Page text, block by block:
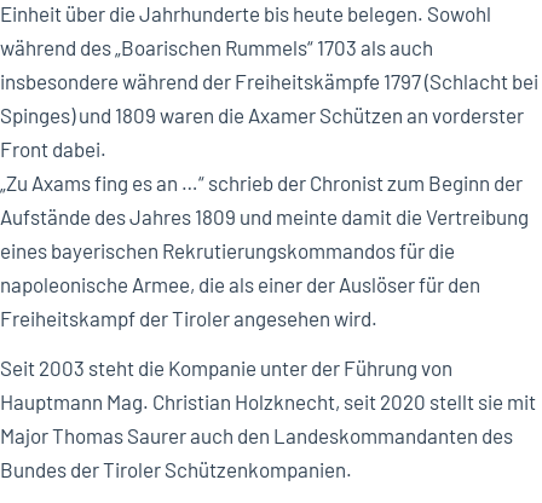
Einheit über die Jahrhunderte bis heute belegen. Sowohl
während des „Boarischen Rummels“ 1703 als auch
insbesondere während der Freiheitskämpfe 1797 (Schlacht bei
Spinges) und 1809 waren die Axamer Schützen an vorderster
Front dabei.
„Zu Axams fing es an …“ schrieb der Chronist zum Beginn der
Aufstände des Jahres 1809 und meinte damit die Vertreibung
eines bayerischen Rekrutierungskommandos für die
napoleonische Armee, die als einer der Auslöser für den
Freiheitskampf der Tiroler angesehen wird.
Seit 2003 steht die Kompanie unter der Führung von
Hauptmann Mag. Christian Holzknecht, seit 2020 stellt sie mit
Major Thomas Saurer auch den Landeskommandanten des
Bundes der Tiroler Schützenkompanien.